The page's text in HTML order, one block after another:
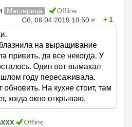
Мастерица
Offline
Сб, 06.04.2019 10:50 # 1
на выращивание
привить, да все некогда. У
Один вот вымахал
году пересаживала.
обновить. На кухне стоит, там
когда окно открываю.
Offline